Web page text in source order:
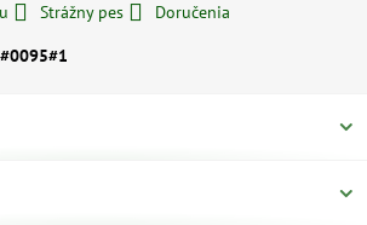
Strážny pes
Doručenia